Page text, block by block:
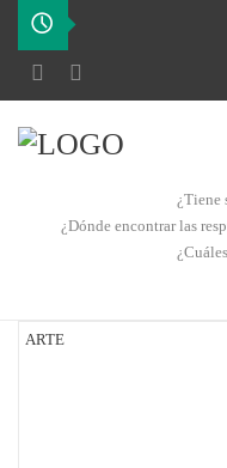
¿Tiene
¿Dónde encontrar las
ARTE